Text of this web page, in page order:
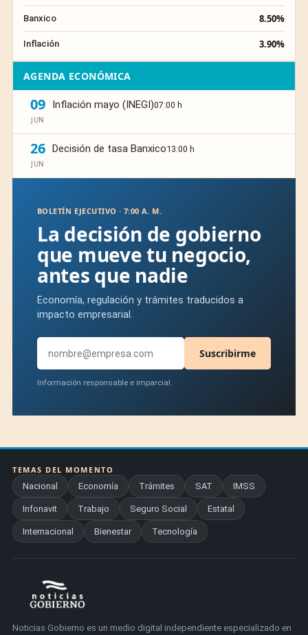
Banxico 8.50%
Inflación 3.90%
AGENDA ECONÓMICA
09
JUN
Inflación mayo (INEGI)07:00 h
26
JUN
Decisión de tasa Banxico13:00 h
BOLETÍN EJECUTIVO · 7:00 A. M.
La decisión de gobierno
que mueve tu negocio,
antes que nadie
Economía, regulación y trámites traducidos a
impacto empresarial.
Suscribirme
Información responsable e imparcial.
TEMAS DEL MOMENTO
Nacional
Economía Trámites SAT IMSS
Infonavit Trabajo Seguro Social Estatal
Internacional Bienestar Tecnología
Noticias Gobierno es un medio digital independiente especializado en